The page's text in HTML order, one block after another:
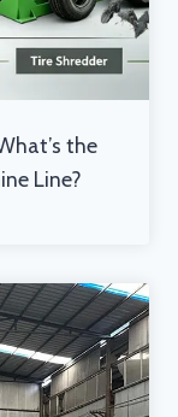
the
Line?